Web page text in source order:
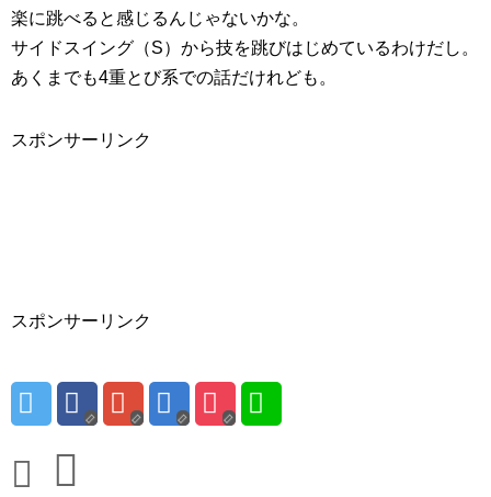
楽に跳べると感じるんじゃないかな。
サイドスイング（S）から技を跳びはじめているわけだし。
あくまでも4重とび系での話だけれども。
スポンサーリンク
スポンサーリンク